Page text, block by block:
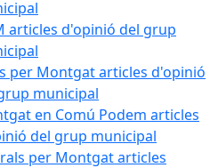
articles d'opinió del grup
per Montgat articles d'opinió
municipal
en Comú Podem articles
del grup municipal
per Montgat articles